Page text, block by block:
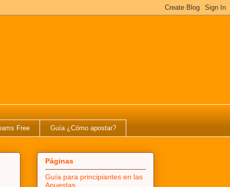
Free Guía ¿Cómo apostar?
Páginas
Guía para principiantes en las
Apuestas